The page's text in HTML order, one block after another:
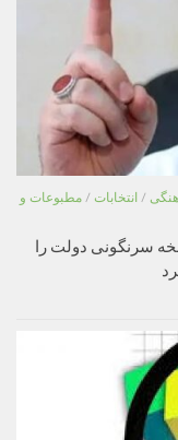
/ انتخابات / مطبوعات و
سرنگونی دولت را